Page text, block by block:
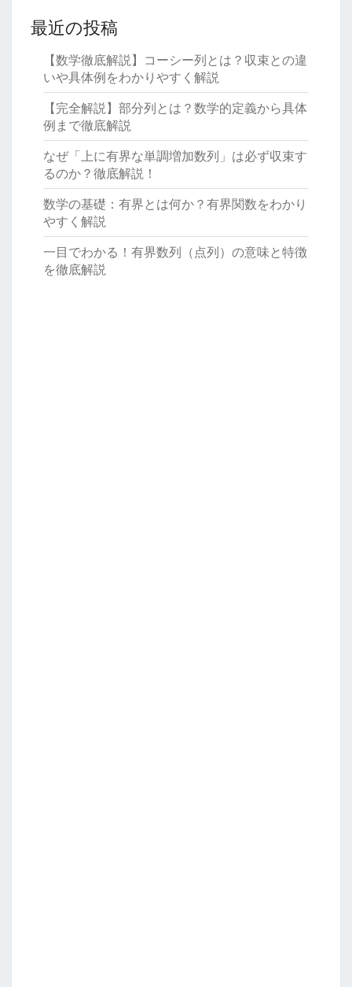
最近の投稿
【数学徹底解説】コーシー列とは？収束との違
いや具体例をわかりやすく解説
【完全解説】部分列とは？数学的定義から具体
例まで徹底解説
なぜ「上に有界な単調増加数列」は必ず収束す
るのか？徹底解説！
数学の基礎：有界とは何か？有界関数をわかり
やすく解説
一目でわかる！有界数列（点列）の意味と特徴
を徹底解説